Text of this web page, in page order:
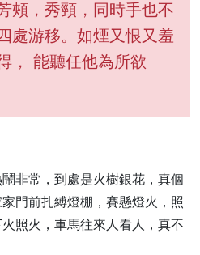
頰，秀頸，同時手也不
處游移。如煙又恨又羞
， 能聽任他為所欲
非常，到處是火樹銀花，真個
門前扎縛燈棚，賽懸燈火，照
照火，車馬往來人看人，真不